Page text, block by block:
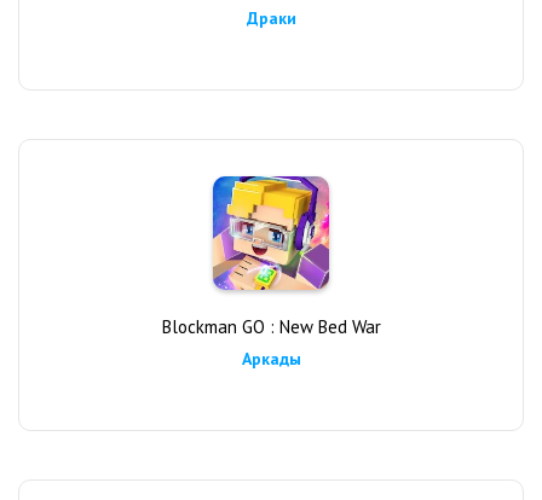
Драки
Blockman GO : New Bed War
Аркады